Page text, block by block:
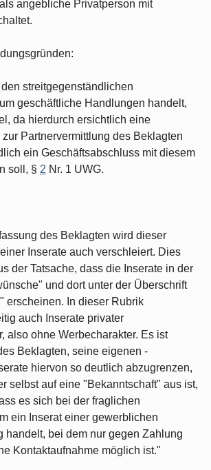
angebliche Privatperson mit
streitgegenständlichen
geschäftliche Handlungen handelt,
da hierdurch ersichtlich eine
Partnervermittlung des Beklagten
ein Geschäftsabschluss mit diesem
soll, § 2 Nr. 1 UWG.
des Beklagten wird dieser
Inserate auch verschleiert. Dies
der Tatsache, dass die Inserate in der
und dort unter der Überschrift
erscheinen. In dieser Rubrik
auch Inserate privater
also ohne Werbecharakter. Es ist
Beklagten, seine eigenen -
hiervon so deutlich abzugrenzen,
selbst auf eine "Bekanntschaft" aus ist,
es sich bei der fraglichen
ein Inserat einer gewerblichen
handelt, bei dem nur gegen Zahlung
Kontaktaufnahme möglich ist."